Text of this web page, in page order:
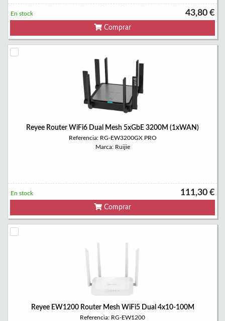
43,80 €
En stock
Comprar
Reyee Router WiFi6 Dual Mesh 5xGbE 3200M (1xWAN)
Referencia: RG-EW3200GX PRO
Marca: Ruijie
111,30 €
En stock
Comprar
Reyee EW1200 Router Mesh WiFi5 Dual 4x10-100M
Referencia: RG-EW1200